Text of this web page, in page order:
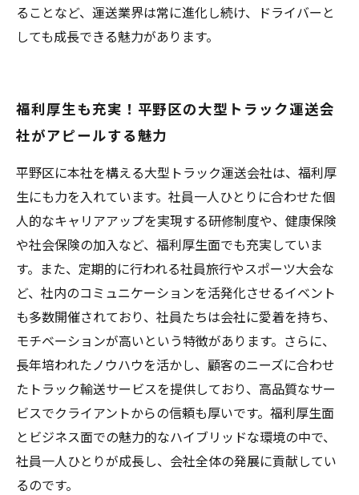
ることなど、運送業界は常に進化し続け、ドライバーと
しても成長できる魅力があります。
福利厚生も充実！平野区の大型トラック運送会
社がアピールする魅力
平野区に本社を構える大型トラック運送会社は、福利厚
生にも力を入れています。社員一人ひとりに合わせた個
人的なキャリアアップを実現する研修制度や、健康保険
や社会保険の加入など、福利厚生面でも充実していま
す。また、定期的に行われる社員旅行やスポーツ大会な
ど、社内のコミュニケーションを活発化させるイベント
も多数開催されており、社員たちは会社に愛着を持ち、
モチベーションが高いという特徴があります。さらに、
長年培われたノウハウを活かし、顧客のニーズに合わせ
たトラック輸送サービスを提供しており、高品質なサー
ビスでクライアントからの信頼も厚いです。福利厚生面
とビジネス面での魅力的なハイブリッドな環境の中で、
社員一人ひとりが成長し、会社全体の発展に貢献してい
るのです。